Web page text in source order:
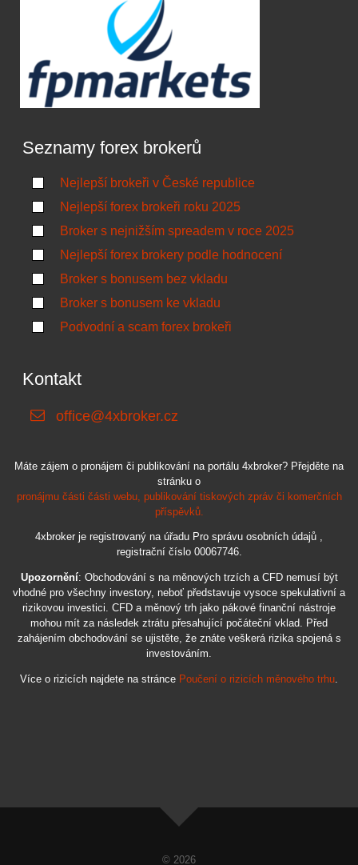
Seznamy forex brokerů
Nejlepší brokeři v České republice
Nejlepší forex brokeři roku 2025
Broker s nejnižším spreadem v roce 2025
Nejlepší forex brokery podle hodnocení
Broker s bonusem bez vkladu
Broker s bonusem ke vkladu
Podvodní a scam forex brokeři
Kontakt
office@4xbroker.cz
Máte zájem o pronájem či publikování na portálu 4xbroker? Přejděte na
stránku o
pronájmu části části webu, publikování tiskových zpráv či komerčních
příspěvků.
4xbroker je registrovaný na úřadu Pro správu osobních údajů ,
registrační číslo 00067746.
Upozornění: Obchodování s na měnových trzích a CFD nemusí být
vhodné pro všechny investory, neboť představuje vysoce spekulativní a
rizikovou investici. CFD a měnový trh jako pákové finanční nástroje
mohou mít za následek ztrátu přesahující počáteční vklad. Před
zahájením obchodování se ujistěte, že znáte veškerá rizika spojená s
investováním.
Více o rizicích najdete na stránce Poučení o rizicích měnového trhu.
© 2026